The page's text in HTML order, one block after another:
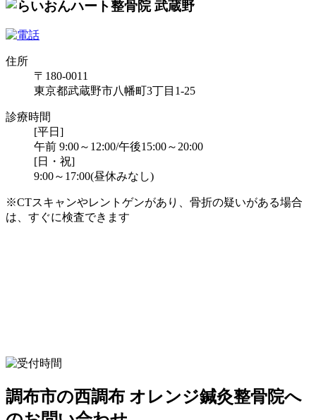
住所
〒180-0011
東京都武蔵野市八幡町3丁目1-25
診療時間
[平日]
午前 9:00～12:00/午後15:00～20:00
[日・祝]
9:00～17:00(昼休みなし)
※CTスキャンやレントゲンがあり、骨折の疑いがある場合
は、すぐに検査できます
調布市の西調布 オレンジ鍼灸整骨院へ